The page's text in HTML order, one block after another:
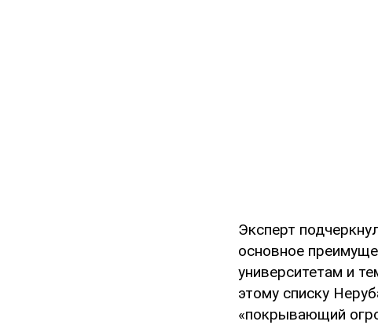
Эксперт
основное
университетам и
этому списку
«покрывающий